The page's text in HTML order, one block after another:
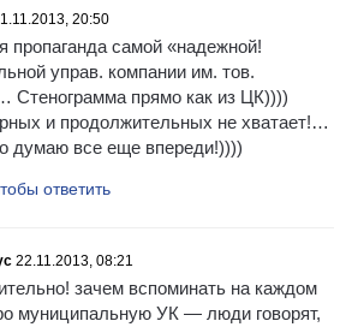
20:50
пропаганда самой «надежной!
управ. компании им. тов.
Стенограмма прямо как из ЦК))))
и продолжительных не хватает!…
все еще впереди!))))
ответить
22.11.2013, 08:21
зачем вспоминать на каждом
муниципальную УК — люди говорят,